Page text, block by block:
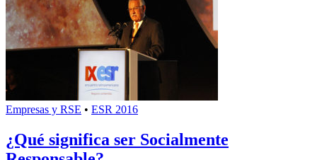
Empresas y RSE • ESR 2016
¿Qué significa ser Socialmente